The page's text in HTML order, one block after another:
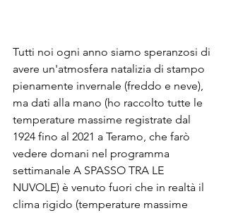
Tutti noi ogni anno siamo speranzosi di
avere un'atmosfera natalizia di stampo
pienamente invernale (freddo e neve),
ma dati alla mano (ho raccolto tutte le
temperature massime registrate dal
1924 fino al 2021 a Teramo, che farò
vedere domani nel programma
settimanale A SPASSO TRA LE
NUVOLE) è venuto fuori che in realtà il
clima rigido (temperature massime